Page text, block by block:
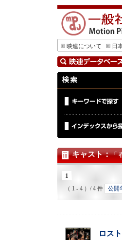
映連について 日
キャスト：「
1
（ 1 - 4 ）/ 4 件 公開
ロス